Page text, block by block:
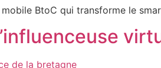
BtoC qui transforme le